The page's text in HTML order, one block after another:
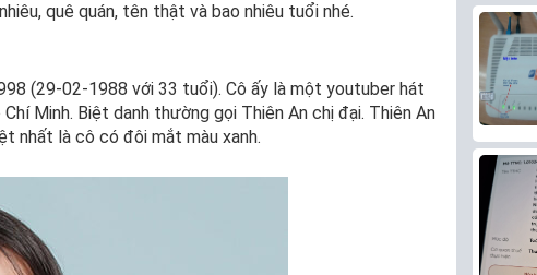
quê quán, tên thật và bao nhiêu tuổi nhé.
(29-02-1988 với 33 tuổi). Cô ấy là một youtuber hát
Minh. Biệt danh thường gọi Thiên An chị đại. Thiên An
nhất là cô có đôi mắt màu xanh.